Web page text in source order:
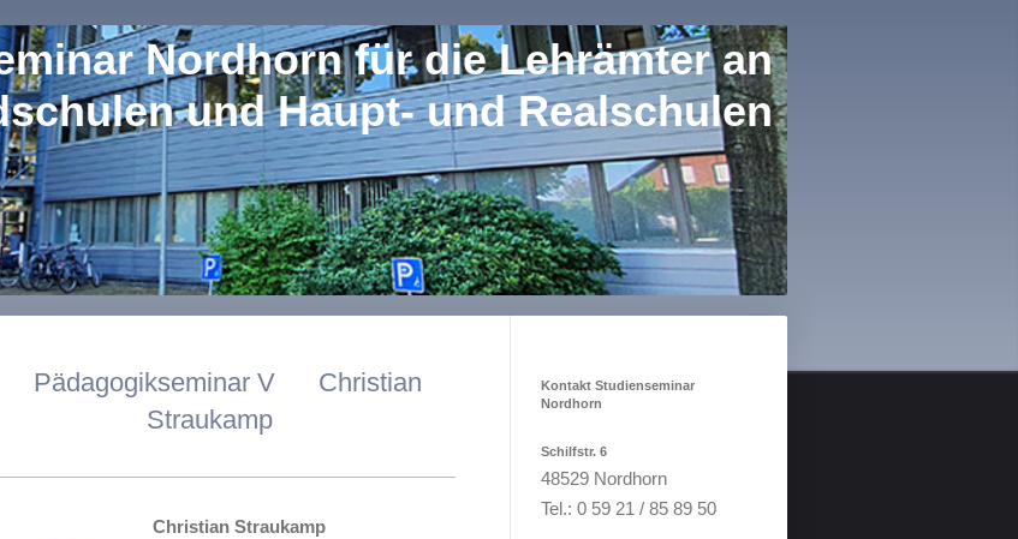
Nordhorn für die Lehrämter an
und Haupt- und Realschulen
Pädagogikseminar V Christian
Straukamp
Christian Straukamp
Kontakt Studienseminar
Nordhorn
Schilfstr. 6
48529 Nordhorn
Tel.: 0 59 21 / 85 89 50